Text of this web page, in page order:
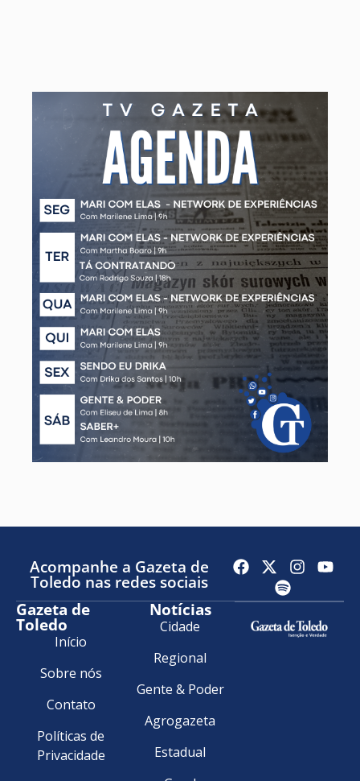
Acompanhe a Gazeta de
Toledo nas redes sociais
Gazeta de
Toledo
Início
Sobre nós
Contato
Políticas de
Privacidade
Notícias
Cidade
Regional
Gente & Poder
Agrogazeta
Estadual